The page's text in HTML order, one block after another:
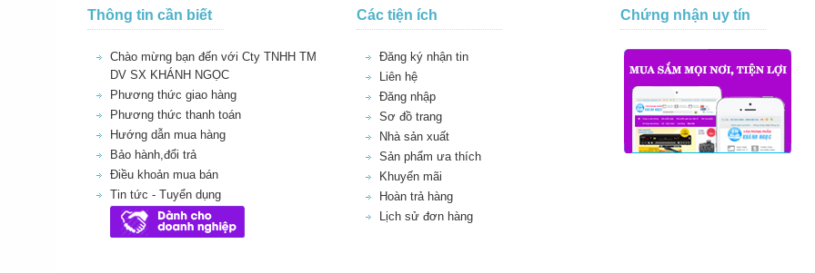
Thông tin cần biết
Chào mừng bạn đến với Cty TNHH TM
DV SX KHÁNH NGỌC
Phương thức giao hàng
Phương thức thanh toán
Hướng dẫn mua hàng
Bảo hành,đổi trả
Điều khoản mua bán
Tin tức - Tuyển dụng
Các tiện ích
Đăng ký nhận tin
Liên hệ
Đăng nhập
Sơ đồ trang
Nhà sản xuất
Sản phẩm ưa thích
Khuyến mãi
Hoàn trả hàng
Lịch sử đơn hàng
Chứng nhận uy tín